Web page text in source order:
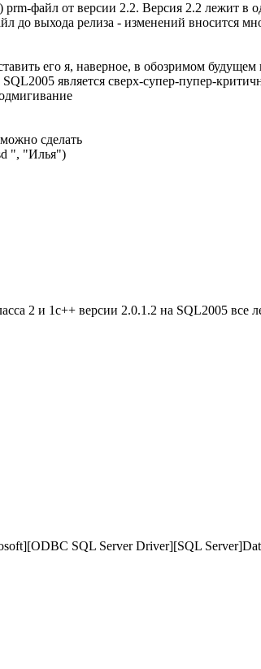
файл от версии 2.2. Версия 2.2 лежит в
до выхода релиза - изменений вносится
его я, наверное, в обозримом
является сверх-супер-пупер-
сделать
", "Илья")
2 и 1с++ версии 2.0.1.2 на SQL2005 все
SQL Server Driver][SQL